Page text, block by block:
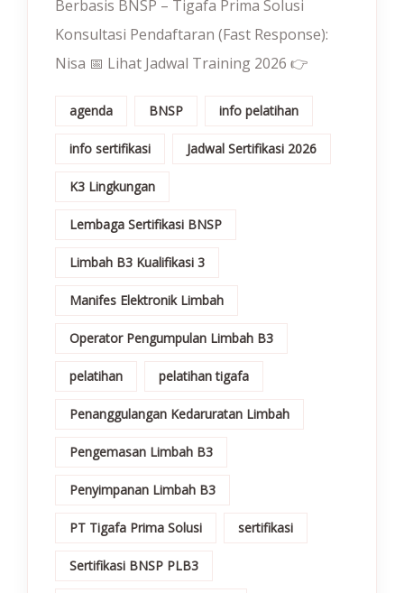
Berbasis BNSP – Tigafa Prima Solusi
Konsultasi Pendaftaran (Fast Response):
Nisa 📅 Lihat Jadwal Training 2026 👉
agenda BNSP info pelatihan
info sertifikasi Jadwal Sertifikasi 2026
K3 Lingkungan
Lembaga Sertifikasi BNSP
Limbah B3 Kualifikasi 3
Manifes Elektronik Limbah
Operator Pengumpulan Limbah B3
pelatihan pelatihan tigafa
Penanggulangan Kedaruratan Limbah
Pengemasan Limbah B3
Penyimpanan Limbah B3
PT Tigafa Prima Solusi sertifikasi
Sertifikasi BNSP PLB3